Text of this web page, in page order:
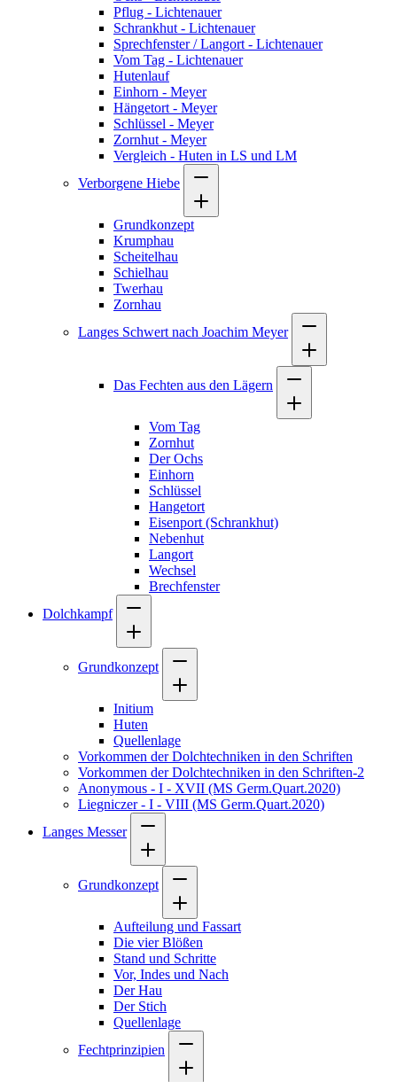
Pflug - Lichtenauer
Schrankhut - Lichtenauer
Sprechfenster / Langort - Lichtenauer
Vom Tag - Lichtenauer
Hutenlauf
Einhorn - Meyer
Hängetort - Meyer
Schlüssel - Meyer
Zornhut - Meyer
Vergleich - Huten in LS und LM
Verborgene Hiebe
Grundkonzept
Krumphau
Scheitelhau
Schielhau
Twerhau
Zornhau
Langes Schwert nach Joachim Meyer
Das Fechten aus den Lägern
Vom Tag
Zornhut
Der Ochs
Einhorn
Schlüssel
Hangetort
Eisenport (Schrankhut)
Nebenhut
Langort
Wechsel
Brechfenster
Dolchkampf
Grundkonzept
Initium
Huten
Quellenlage
Vorkommen der Dolchtechniken in den Schriften
Vorkommen der Dolchtechniken in den Schriften-2
Anonymous - I - XVII (MS Germ.Quart.2020)
Liegniczer - I - VIII (MS Germ.Quart.2020)
Langes Messer
Grundkonzept
Aufteilung und Fassart
Die vier Blößen
Stand und Schritte
Vor, Indes und Nach
Der Hau
Der Stich
Quellenlage
Fechtprinzipien